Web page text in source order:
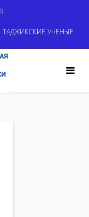
ТАДЖИКСКИЕ УЧЕНЫЕ